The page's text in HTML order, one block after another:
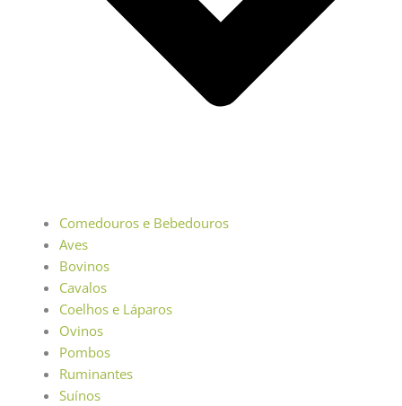
Comedouros e Bebedouros
Aves
Bovinos
Cavalos
Coelhos e Láparos
Ovinos
Pombos
Ruminantes
Suínos